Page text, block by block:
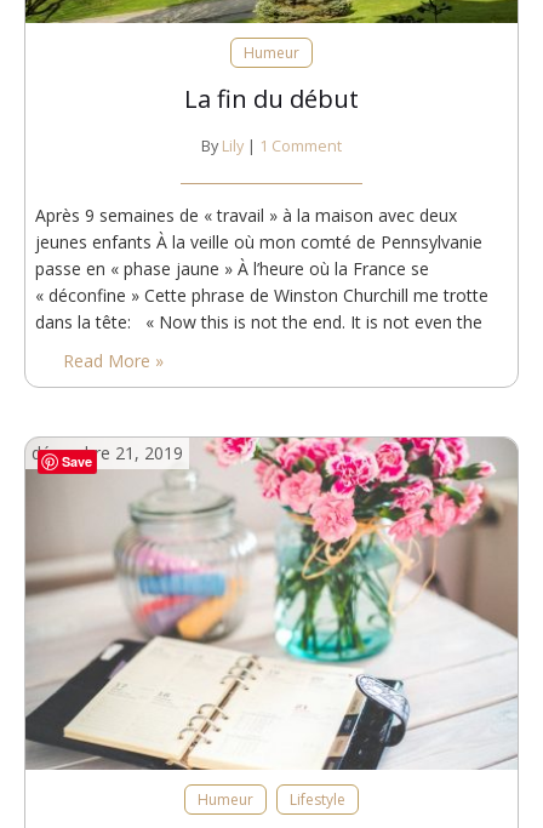
Humeur
La fin du début
By Lily | 1 Comment
Après 9 semaines de « travail » à la maison avec deux
jeunes enfants À la veille où mon comté de Pennsylvanie
passe en « phase jaune » À l’heure où la France se
« déconfine » Cette phrase de Winston Churchill me trotte
dans la tête: « Now this is not the end. It is not even the
beginning of the end. But it is,…
Read More »
décembre 21, 2019
Humeur Lifestyle
Save